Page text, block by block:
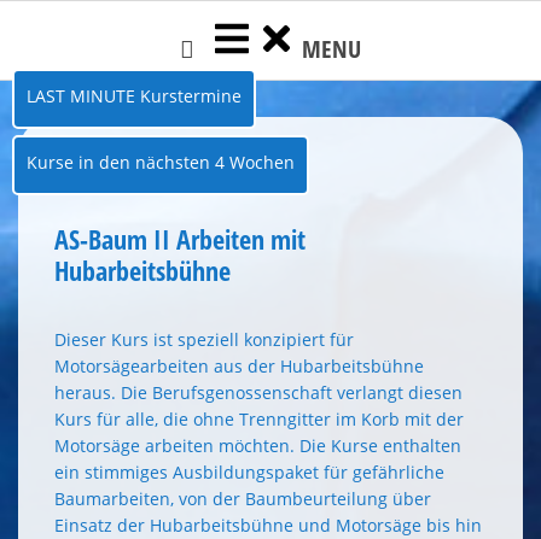
content
MENU
LAST MINUTE Kurstermine
Kurse in den nächsten 4 Wochen
AS-Baum II Arbeiten mit
Hubarbeitsbühne
Dieser Kurs ist speziell konzipiert für
Motorsägearbeiten aus der Hubarbeitsbühne
heraus. Die Berufsgenossen­schaft verlangt diesen
Kurs für alle, die ohne Trenngitter im Korb mit der
Motor­säge arbeiten möchten. Die Kurse ent­halten
ein stimmiges Ausbildungspaket für gefährliche
Baumarbeiten, von der Baumbeurteilung über
Einsatz der Hubarbeitsbühne und Motorsäge bis hin